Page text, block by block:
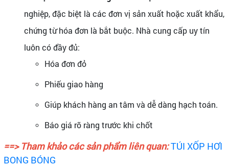
nghiệp, đặc biệt là các đơn vị sản xuất hoặc xuất khẩu,
chứng từ hóa đơn là bắt buộc. Nhà cung cấp uy tín
luôn có đầy đủ:
Hóa đơn đỏ
Phiếu giao hàng
Giúp khách hàng an tâm và dễ dàng hạch toán.
Báo giá rõ ràng trước khi chốt
==> Tham khảo các sản phẩm liên quan:TÚI XỐP HƠI
BONG BÓNG